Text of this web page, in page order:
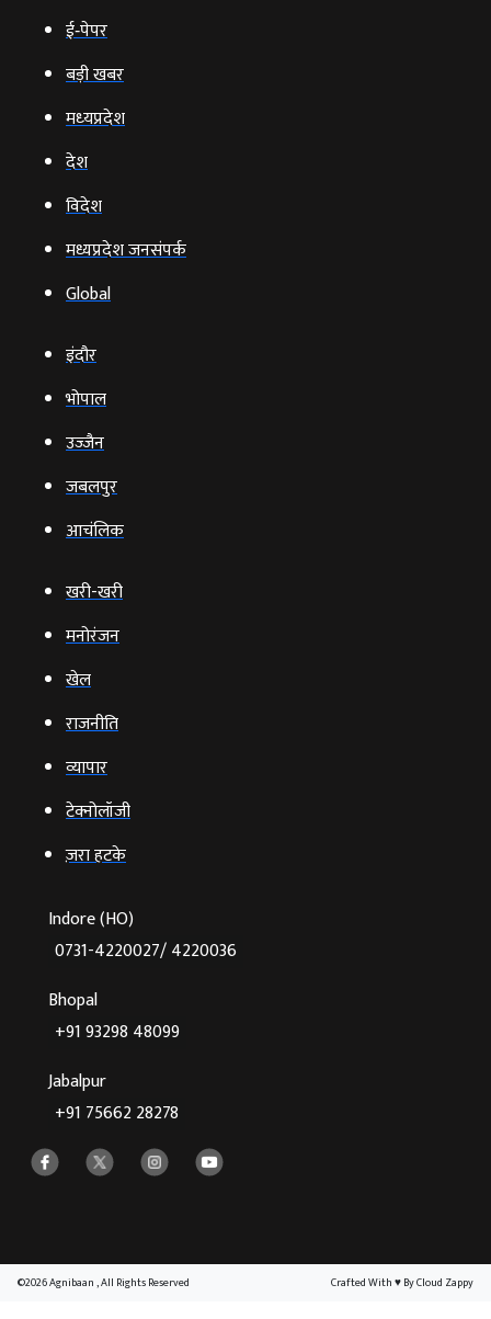
ई‑पेपर
बड़ी खबर
मध्‍यप्रदेश
देश
विदेश
मध्यप्रदेश जनसंपर्क
Global
इंदौर
भोपाल
उज्‍जैन
जबलपुर
आचंलिक
खरी-खरी
मनोरंजन
खेल
राजनीति
व्‍यापार
टेक्‍नोलॉजी
ज़रा हटके
Indore (HO)
0731-4220027/ 4220036
Bhopal
+91 93298 48099
Jabalpur
+91 75662 28278
©2026 Agnibaan , All Rights Reserved Crafted With♥By Cloud Zappy